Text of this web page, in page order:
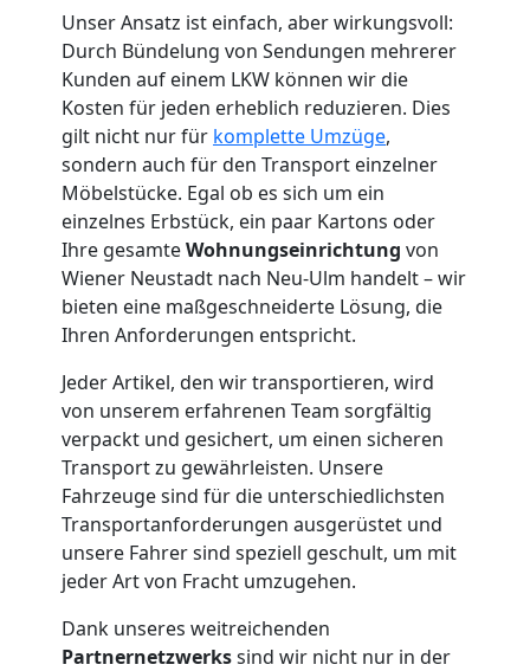
Unser Ansatz ist einfach, aber wirkungsvoll:
Durch Bündelung von Sendungen mehrerer
Kunden auf einem LKW können wir die
Kosten für jeden erheblich reduzieren. Dies
gilt nicht nur für komplette Umzüge,
sondern auch für den Transport einzelner
Möbelstücke. Egal ob es sich um ein
einzelnes Erbstück, ein paar Kartons oder
Ihre gesamteWohnungseinrichtung von
Wiener Neustadt nach Neu-Ulm handelt – wir
bieten eine maßgeschneiderte Lösung, die
Ihren Anforderungen entspricht.
Jeder Artikel, den wir transportieren, wird
von unserem erfahrenen Team sorgfältig
verpackt und gesichert, um einen sicheren
Transport zu gewährleisten. Unsere
Fahrzeuge sind für die unterschiedlichsten
Transportanforderungen ausgerüstet und
unsere Fahrer sind speziell geschult, um mit
jeder Art von Fracht umzugehen.
Dank unseres weitreichenden
Partnernetzwerkssind wir nicht nur in der
Möbeltaxi
Wiener
Neustadt
Kleintransport
Wiener
Neustadt
Möbelmontage
Wiener
Neustadt